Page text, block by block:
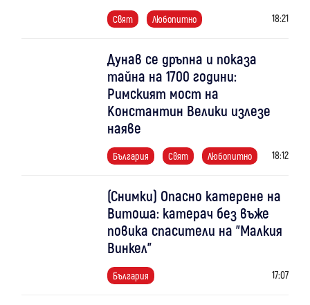
Свят Любопитно 18:21
Дунав се дръпна и показа
тайна на 1700 години:
Римският мост на
Константин Велики излезе
наяве
България Свят Любопитно 18:12
(Снимки) Опасно катерене на
Витоша: катерач без въже
повика спасители на "Малкия
Винкел"
България 17:07